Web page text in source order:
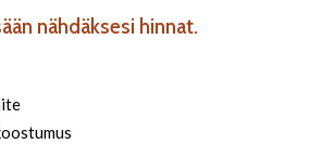
nähdäksesi hinnat.